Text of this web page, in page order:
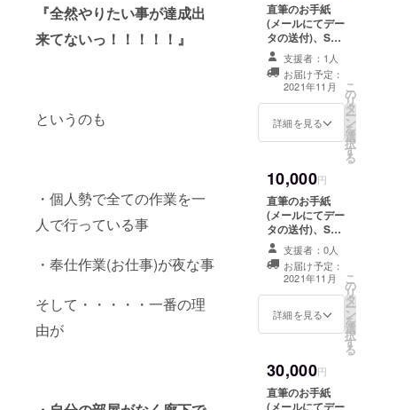
『全然やりたい事が達成出
来てないっ！！！！！』
というのも
・個人勢で全ての作業を一
人で行っている事
・奉仕作業(お仕事)が夜な事
そして・・・・・一番の理
由が
直筆のお手紙
(メールにてデー
タの送付)、SNS
等で使えるオリ
ジナルアイコ
ン、お礼ボイ
ス、 壁紙等に使
えるイラスト、
おはよう・おや
支援者：1人
お届け予定：
2021年11月
詳細を見る
こ
の
リ
タ
ー
ン
を
選
択
す
る
10,000円
直筆のお手紙
(メールにてデー
タの送付)、SNS
等で使えるオリ
ジナルアイコ
ン、お礼ボイ
ス、 壁紙等に使
えるイラスト、
おはよう・おや
クエストシチュ
エーションボイ
スA (R18可 ～5
支援者：0人
お届け予定：
2021年11月
詳細を見る
こ
の
リ
タ
ー
ン
を
選
択
す
る
30,000円
直筆のお手紙